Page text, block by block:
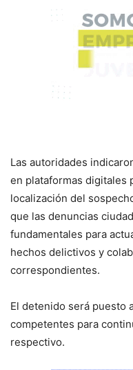
Las autoridades
en plataformas digitales
localización del
que las denuncias
fundamentales para
hechos delictivos y
correspondientes.
El detenido será puesto
competentes para
respectivo.